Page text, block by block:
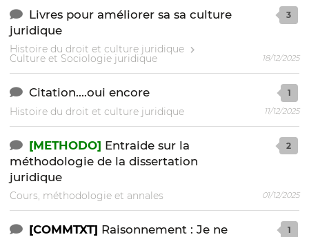
Livres pour améliorer sa sa culture
juridique
Histoire du droit et culture juridique
Culture et Sociologie juridique
3
18/12/2025
Citation....oui encore
Histoire du droit et culture juridique
1
11/12/2025
[METHODO] Entraide sur la
méthodologie de la dissertation
juridique
Cours, méthodologie et annales
2
01/12/2025
[COMMTXT] Raisonnement : Je ne
1